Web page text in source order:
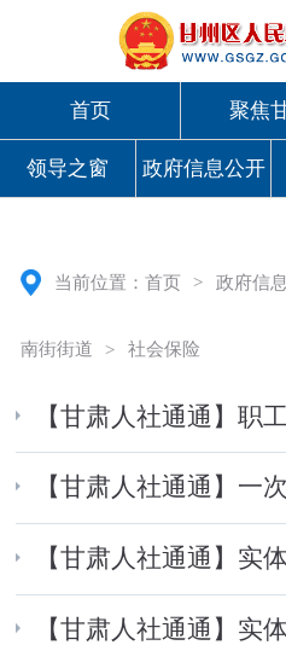
首页 聚焦
领导之窗 政府信息公开
当前位置：首页 > 政府信
南街街道 > 社会保险
【甘肃人社通通】职
【甘肃人社通通】一
【甘肃人社通通】实
【甘肃人社通通】实